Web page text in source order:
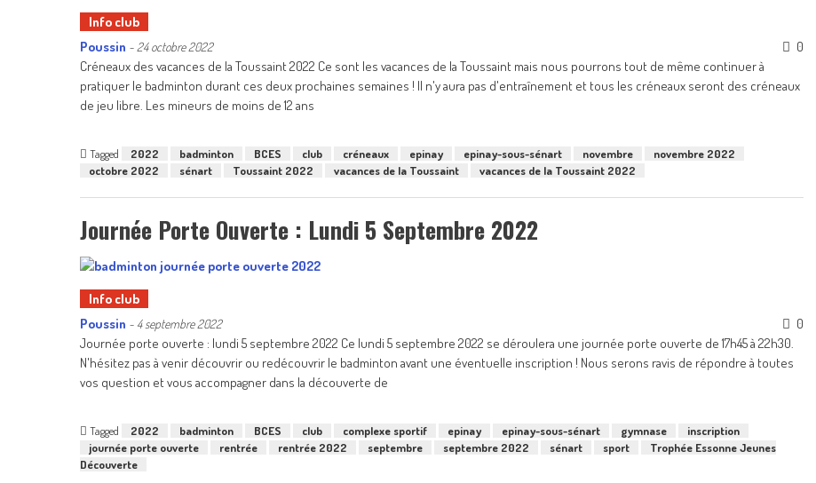
Info club
Poussin - 24 octobre 2022
0
Créneaux des vacances de la Toussaint 2022 Ce sont les vacances de la Toussaint mais nous pourrons tout de même continuer à
pratiquer le badminton durant ces deux prochaines semaines ! Il n'y aura pas d'entraînement et tous les créneaux seront des créneaux
de jeu libre. Les mineurs de moins de 12 ans
Tagged 2022 badminton BCES club créneaux epinay epinay-sous-sénart novembre
novembre 2022
octobre 2022
sénart Toussaint 2022 vacances de la Toussaint vacances de la Toussaint 2022
Journée Porte Ouverte : Lundi 5 Septembre 2022
Info club
Poussin - 4 septembre 2022
0
Journée porte ouverte : lundi 5 septembre 2022 Ce lundi 5 septembre 2022 se déroulera une journée porte ouverte de 17h45 à 22h30.
N'hésitez pas à venir découvrir ou redécouvrir le badminton avant une éventuelle inscription ! Nous serons ravis de répondre à toutes
vos question et vous accompagner dans la découverte de
Tagged 2022 badminton BCES club complexe sportif epinay epinay-sous-sénart gymnase
inscription
journée porte ouverte
rentrée rentrée 2022 septembre septembre 2022 sénart sport
Trophée Essonne Jeunes
Découverte